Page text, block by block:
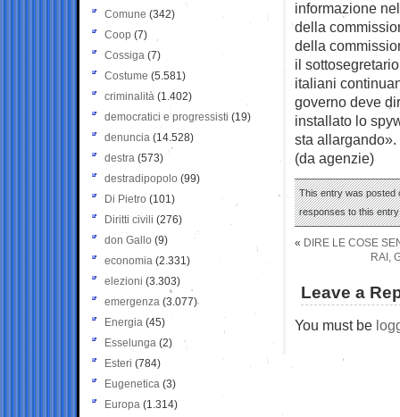
informazione
della
della
il
italiani
governo deve
installato lo
sta allargando».
(da agenzie)
This entry was posted
responses to this
« DIRE LE COSE
RAI,
Leave a
You must be
Comune (342)
Coop (7)
Cossiga (7)
Costume (5.581)
criminalità (1.402)
democratici e progressisti (19)
denuncia (14.528)
destra (573)
destradipopolo (99)
Di Pietro (101)
Diritti civili (276)
don Gallo (9)
economia (2.331)
elezioni (3.303)
emergenza (3.077)
Energia (45)
Esselunga (2)
Esteri (784)
Eugenetica (3)
Europa (1.314)